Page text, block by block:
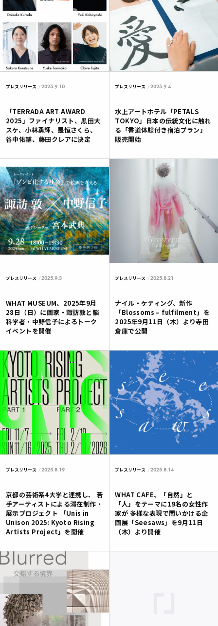
プレスリリース 2025.9.10
「TERRADA ART AWARD
2025」ファイナリスト、黒田大
スケ、小林勇輝、是恒さくら、
谷中佑輔、藤田クレアに決定
プレスリリース 2025.9.4
水上アートホテル「PETALS
TOKYO」日本の伝統文化に触れ
る「書道体験付き宿泊プラン」
販売開始
プレスリリース 2025.9.3
WHAT MUSEUM、2025年9月
28日（日）に画家・諏訪敦と脳
科学者・中野信子によるトーク
イベントを開催
プレスリリース 2025.8.21
ナイル・ケティング、新作
「Blossoms – fulfilment」を
2025年9月11日（木）より寺田
倉庫で公開
プレスリリース 2025.8.19
京都の芸術系4大学と連携し、 若
手アーティストによる滞在制作・
展示プロジェクト 「Unis in
Unison 2025: Kyoto Rising
Artists Project」を開催
プレスリリース 2025.8.14
WHAT CAFE、「自然」と
「人」をテーマに19名の女性作
家が 多様な表現で問いかける企
画展「Seesaws」を9月11日
（木）より開催